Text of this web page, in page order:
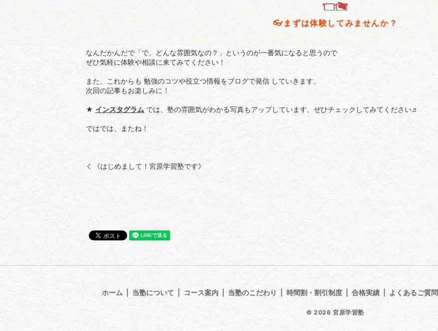
👓️まずは体験してみませんか？
なんだかんだで「で、どんな雰囲気なの？」というのが一番気になると思うので
ぜひ気軽に体験や相談に来てみてください！
また、これからも 勉強のコツや役立つ情報をブログで発信 していきます。
次回の記事もお楽しみに！
★ インスタグラム では、塾の雰囲気がわかる写真もアップしています。ぜひチェックしてみてください♬
ではでは、またね！
《はじめまして！宮原学習塾です》
ホーム 当塾について コース案内 当塾のこだわり 時間割・割引制度 合格実績 よくあるご質問
© 2026 宮原学習塾